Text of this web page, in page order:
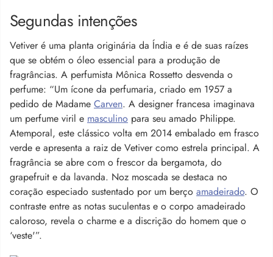
Segundas intenções
Vetiver é uma planta originária da Índia e é de suas raízes
que se obtém o óleo essencial para a produção de
fragrâncias. A perfumista Mônica Rossetto desvenda o
perfume: “Um ícone da perfumaria, criado em 1957 a
pedido de Madame Carven. A designer francesa imaginava
um perfume viril e masculino para seu amado Philippe.
Atemporal, este clássico volta em 2014 embalado em frasco
verde e apresenta a raiz de Vetiver como estrela principal. A
fragrância se abre com o frescor da bergamota, do
grapefruit e da lavanda. Noz moscada se destaca no
coração especiado sustentado por um berço amadeirado. O
contraste entre as notas suculentas e o corpo amadeirado
caloroso, revela o charme e a discrição do homem que o
‘veste'”.